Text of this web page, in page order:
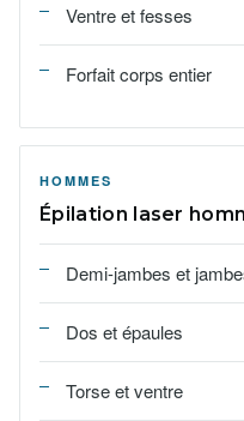
Ventre et fesses
Forfait corps entier
HOMMES
Épilation laser
Demi-jambes et
Dos et épaules
Torse et ventre